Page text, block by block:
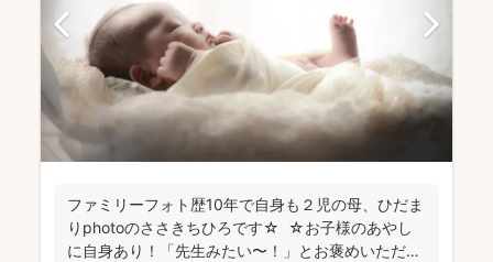
ファミリーフォト歴10年で自身も２児の母、ひだま
りphotoのささきちひろです☆ ☆お子様のあやし
に自身あり！「先生みたい〜！」とお褒めいただく